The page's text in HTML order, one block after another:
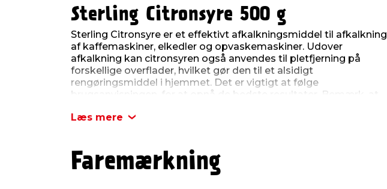
Sterling Citronsyre 500 g
Sterling Citronsyre er et effektivt afkalkningsmiddel til afkalkning
af kaffemaskiner, elkedler og opvaskemaskiner. Udover
afkalkning kan citronsyren også anvendes til pletfjerning på
forskellige overflader, hvilket gør den til et alsidigt
rengøringsmiddel i hjemmet. Det er vigtigt at følge
brugsanvisningen, for at opnå de bedste resultater. Bemærk, at
saft. Indeholder 500 gram.
undgå sammenklumpning af produktet. Skal opbevares tørt.
Læs mere
Faremærkning